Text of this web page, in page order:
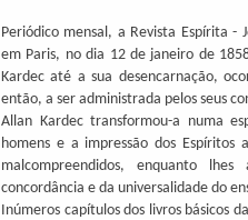
Periódico mensal, a Revista Espírita -
em Paris, no dia 12 de janeiro de
Kardec até a sua desencarnação,
então, a ser administrada pelos seus
Allan Kardec transformou-a numa
homens e a impressão dos Espíritos
malcompreendidos, enquanto
concordância e da universalidade do
Inúmeros capítulos dos livros básicos